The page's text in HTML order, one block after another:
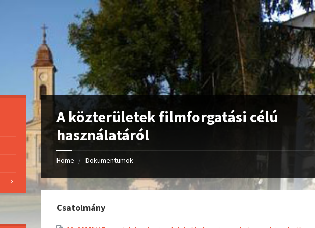
A közterületek filmforgatási célú
használatáról
Home Dokumentumok
Csatolmány